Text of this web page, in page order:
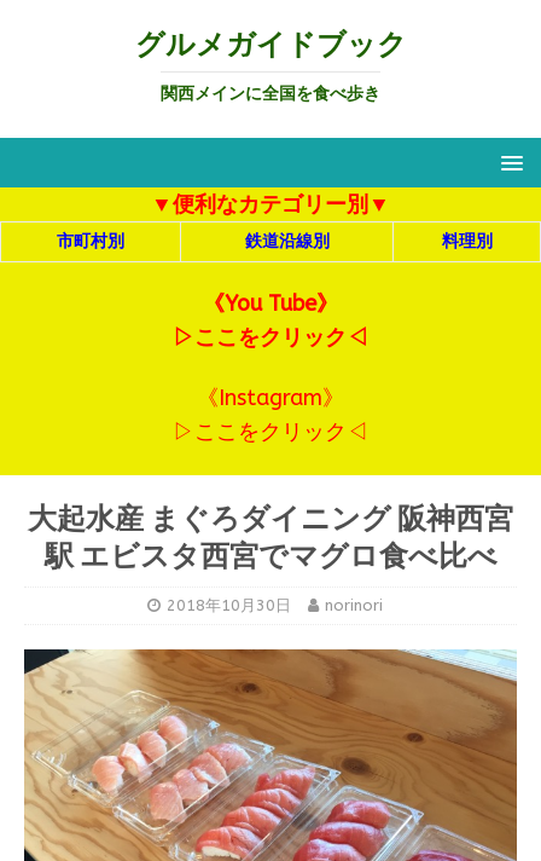
グルメガイドブック
関西メインに全国を食べ歩き
▼便利なカテゴリー別▼
市町村別 鉄道沿線別 料理別
《You Tube》
▷ここをクリック◁
《Instagram》
▷ここをクリック◁
大起水産 まぐろダイニング 阪神西宮
駅 エビスタ西宮でマグロ食べ比べ
2018年10月30日 norinori